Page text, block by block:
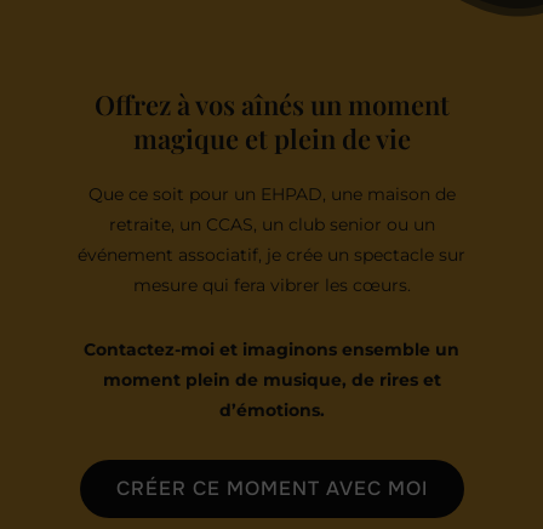
Offrez à vos aînés un moment
magique et plein de vie
Que ce soit pour un EHPAD, une maison de
retraite, un CCAS, un club senior ou un
événement associatif, je crée un spectacle sur
mesure qui fera vibrer les cœurs.
Contactez-moi et imaginons ensemble un
moment plein de musique, de rires et
d’émotions.
CRÉER CE MOMENT AVEC MOI